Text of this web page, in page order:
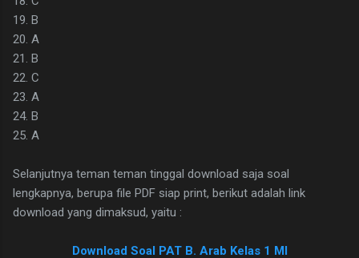
19. B
20. A
21. B
22. C
23. A
24. B
25. A
Selanjutnya teman teman tinggal download saja soal
lengkapnya, berupa file PDF siap print, berikut adalah link
download yang dimaksud, yaitu :
Download Soal PAT B. Arab Kelas 1 MI